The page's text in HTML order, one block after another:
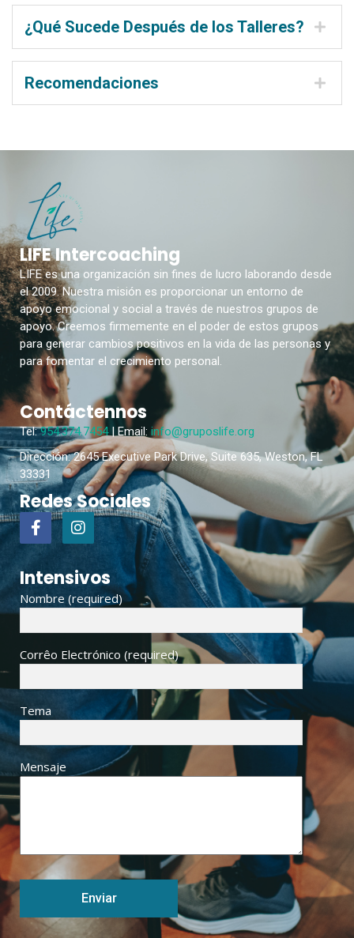
¿Qué Sucede Después de los Talleres?
Recomendaciones
LIFE Intercoaching
LIFE es una organización sin fines de lucro laborando desde
el 2009. Nuestra misión es proporcionar un entorno de
apoyo emocional y social a través de nuestros grupos de
apoyo. Creemos firmemente en el poder de estos grupos
para generar cambios positivos en la vida de las personas y
para fomentar el crecimiento personal.
Contáctennos
Tel:954.374.7454| Email: info@gruposlife.org
Dirección: 2645 Executive Park Drive, Suite 635, Weston, FL
33331
Redes Sociales
Intensivos
Nombre (required)
Corrêo Electrónico (required)
Tema
Mensaje